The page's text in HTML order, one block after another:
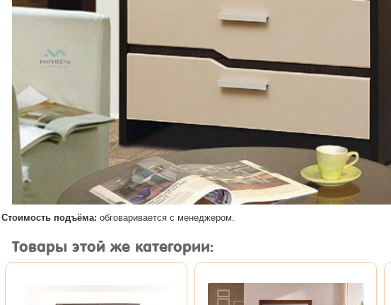
Стоимость подъёма: обговаривается с менеджером.
Товары этой же категории: